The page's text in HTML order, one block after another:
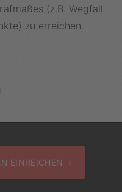
(z.B. Wegfall
zu erreichen.
EINREICHEN ›